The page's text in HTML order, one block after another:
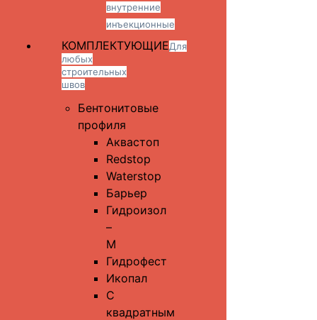
внутренние
инъекционные
КОМПЛЕКТУЮЩИЕДля
любых
строительных
швов
Бентонитовые
профиля
Аквастоп
Redstop
Waterstop
Барьер
Гидроизол
–
М
Гидрофест
Икопал
С
квадратным